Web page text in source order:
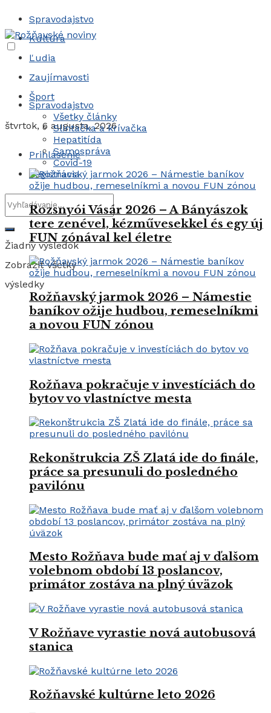
Spravodajstvo
Kultúra
Ľudia
Zaujímavosti
Šport
štvrtok, 6 augusta, 2026
Prihlásenie
Registrácia
Žiadny výsledok
Zobraziť všetky
výsledky
Spravodajstvo
Všetky články
Slintačka a krívačka
Hepatitída
Samospráva
Covid-19
Rozsnyói Vásár 2026 – A Bányászok
tere zenével, kézművesekkel és egy új
FUN zónával kel életre
Rožňavský jarmok 2026 – Námestie
baníkov ožije hudbou, remeselníkmi
a novou FUN zónou
Rožňava pokračuje v investíciách do
bytov vo vlastníctve mesta
Rekonštrukcia ZŠ Zlatá ide do finále,
práce sa presunuli do posledného
pavilónu
Mesto Rožňava bude mať aj v ďalšom
volebnom období 13 poslancov,
primátor zostáva na plný úväzok
V Rožňave vyrastie nová autobusová
stanica
Rožňavské kultúrne leto 2026